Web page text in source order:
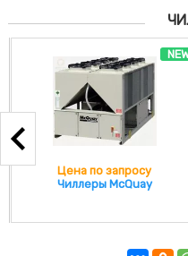
Цена по запросу
Чиллеры McQuay